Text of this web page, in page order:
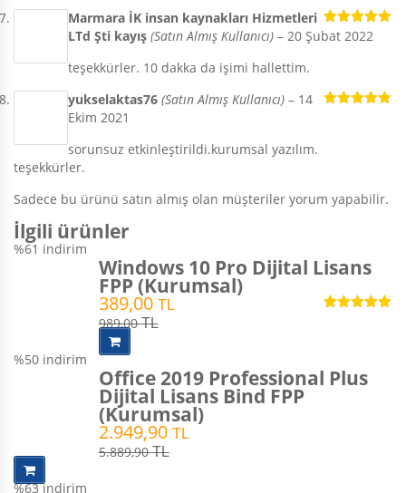
5 üzerinden
Marmara İK insan kaynakları Hizmetleri
LTd Şti kayış (Satın Almış Kullanıcı) – 20 Şubat 2022
teşekkürler. 10 dakka da işimi hallettim.
yukselaktas76 (Satın Almış Kullanıcı) – 14
Ekim 2021
sorunsuz etkinleştirildi.kurumsal yazılım.
teşekkürler.
Sadece bu ürünü satın almış olan müşteriler yorum yapabilir.
İlgili ürünler
%61 indirim
Windows 10 Pro Dijital Lisans
FPP (Kurumsal)
389,00 TL
989,00TL
%50 indirim
Office 2019 Professional Plus
Dijital Lisans Bind FPP
(Kurumsal)
2.949,90 TL
5.889,90TL
%63indirim